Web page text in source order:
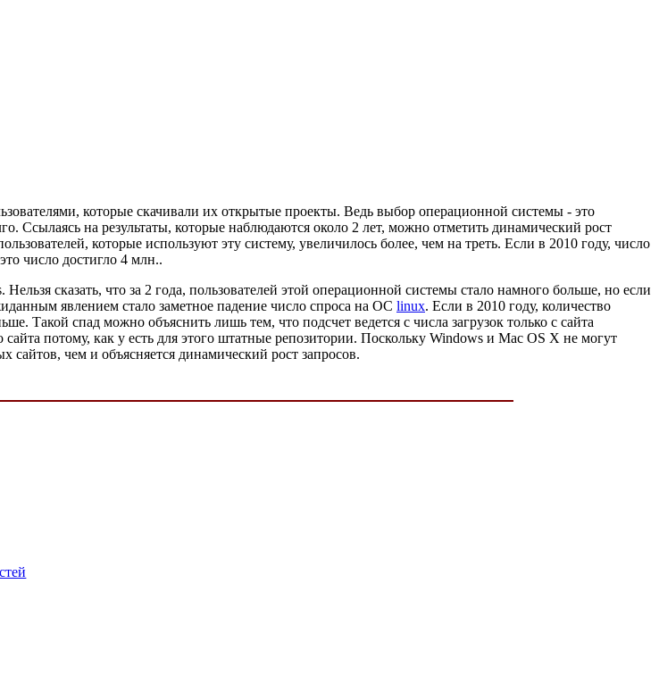
которые скачивали их открытые проекты. Ведь выбор операционной системы - это
Ссылаясь на результаты, которые наблюдаются около 2 лет, можно отметить динамический рост
которые используют эту систему, увеличилось более, чем на треть. Если в 2010 году, число
число достигло 4 млн..
сказать, что за 2 года, пользователей этой операционной системы стало намного больше, но если
явлением стало заметное падение число спроса на ОС linux. Если в 2010 году, количество
Такой спад можно объяснить лишь тем, что подсчет ведется с числа загрузок только с сайта
сайта потому, как у есть для этого штатные репозитории. Поскольку Windows и Mac OS X не могут
чем и объясняется динамический рост запросов.